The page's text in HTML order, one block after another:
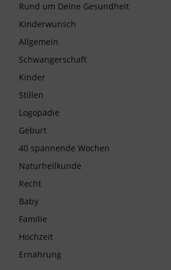
Rund um Deine Gesundheit
Kinderwunsch
Allgemein
Schwangerschaft
Kinder
Stillen
Logopädie
Geburt
40 spannende Wochen
Naturheilkunde
Recht
Baby
Familie
Hochzeit
Ernährung